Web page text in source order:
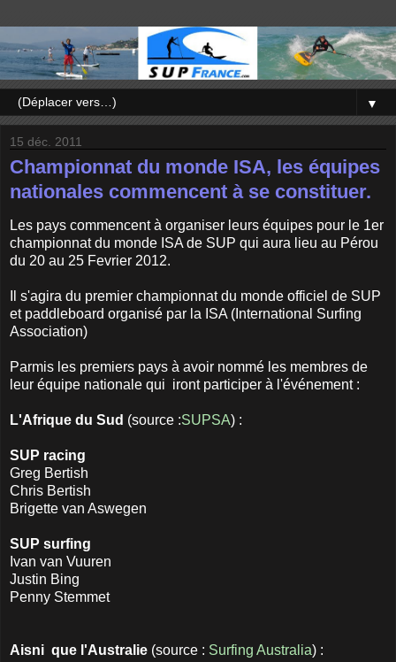
▼
15 déc. 2011
Championnat du monde ISA, les équipes
nationales commencent à se constituer.
Les pays commencent à organiser leurs équipes pour le 1er
championnat du monde ISA de SUP qui aura lieu au Pérou
du 20 au 25 Fevrier 2012.
Il s'agira du premier championnat du monde officiel de SUP
et paddleboard organisé par la ISA (International Surfing
Association)
Parmis les premiers pays à avoir nommé les membres de
leur équipe nationale qui iront participer à l'événement :
L'Afrique du Sud (source :SUPSA) :
SUP racing
Greg Bertish
Chris Bertish
Brigette van Aswegen
SUP surfing
Ivan van Vuuren
Justin Bing
Penny Stemmet
Aisni que l'Australie (source : Surfing Australia) :